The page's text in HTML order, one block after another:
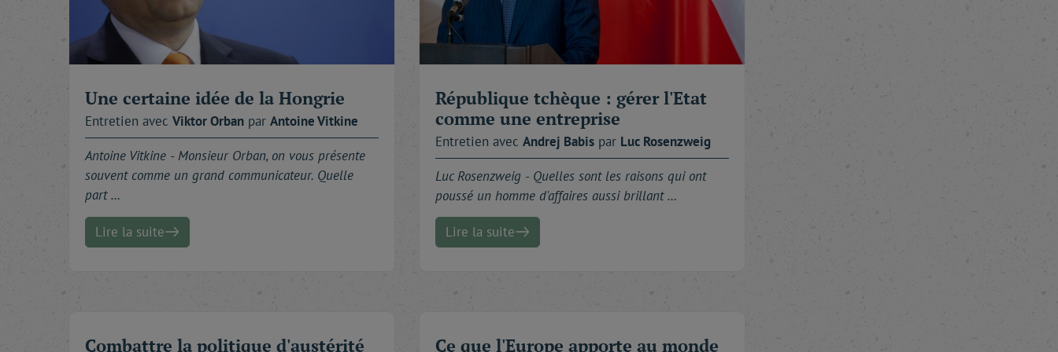
À toutes et à tous : bonne lecture.
Une certaine idée de la Hongrie
Entretien avec ViktorOrban par AntoineVitkine
Antoine Vitkine - Monsieur Orban, on vous présente
souvent comme un grand communicateur. Quelle
part …
Lire la suite
République tchèque : gérer l'Etat
comme une entreprise
Entretien avec Andrej Babis par Luc Rosenzweig
Luc Rosenzweig - Quelles sont les raisons qui ont
poussé un homme d'affaires aussi brillant …
Lire la suite
Combattre la politique d'austérité Ce que l'Europe apporte au monde